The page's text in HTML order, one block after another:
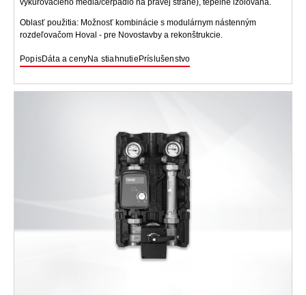
Oblasť použitia: Možnosť kombinácie s modulárnym nástenným
rozdeľovačom Hoval - pre Novostavby a rekonštrukcie.
PopisDáta a cenyNa stiahnutiePríslušenstvo